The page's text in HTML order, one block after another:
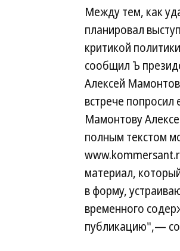
Между тем, как
планировал
критикой
сообщил Ъ
Алексей
встрече
Мамонтову
полным текстом
материал,
в форму,
временного
публикацию",—